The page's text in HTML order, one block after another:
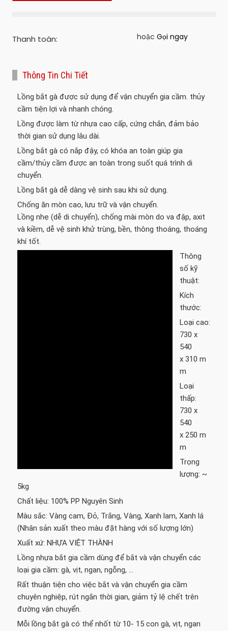
Thanh toán: hoặcGọi ngay
Thông Tin Chi Tiết
Lồng bắt gà được sử dụng để vận chuyển gia cầm. thủy
cầm tiện lợi và nhanh chóng.
Lồng được làm từ nhựa cao cấp, cứng chắn, đảm bảo
thời gian sử dụng lâu dài.
Lồng bắt gà có nắp đậy, có khóa an toàn giúp gia
cầm/thủy cầm được an toàn trong suốt quá trình di
chuyển.
Lồng bắt gà dễ dàng vệ sinh sau khi sử dụng.
Chống ăn mòn cao, lưu trữ và vận chuyển.
Lồng nhẹ (dễ di chuyển), chống mài mòn do va đập, axit
và kiềm, dễ vệ sinh khử trùng, bền, thông thoáng, thoáng
khí tốt.
Thông
số kỹ
thuật:
Kích
thước:
Loại cao:
730 x
540
x 310 m
m
Loại
thấp:
730 x
540
x 250 m
m
Trọng
lượng: ~
5kg
Chất liệu: 100% PP Nguyên Sinh
Màu sắc: Vàng cam, Đỏ, Trắng, Vàng, Xanh lam, Xanh lá
(Nhân sản xuất theo màu đặt hàng với số lượng lớn)
Xuất xứ: NHỰA VIỆT THÀNH
Lồng nhựa bắt gia cầm dùng để bắt và vận chuyển các
loại gia cầm: gà, vịt, ngan, ngỗng, …
Rất thuận tiện cho việc bắt và vận chuyển gia cầm
chuyên nghiệp, rút ngắn thời gian, giảm tỷ lệ chết trên
đường vận chuyển.
Mỗi lồng bắt gà có thể nhốt từ 10- 15 con gà, vịt, ngan